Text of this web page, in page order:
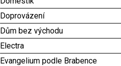
Doprovázení
Dům bez východu
Electra
Evangelium podle Brabence